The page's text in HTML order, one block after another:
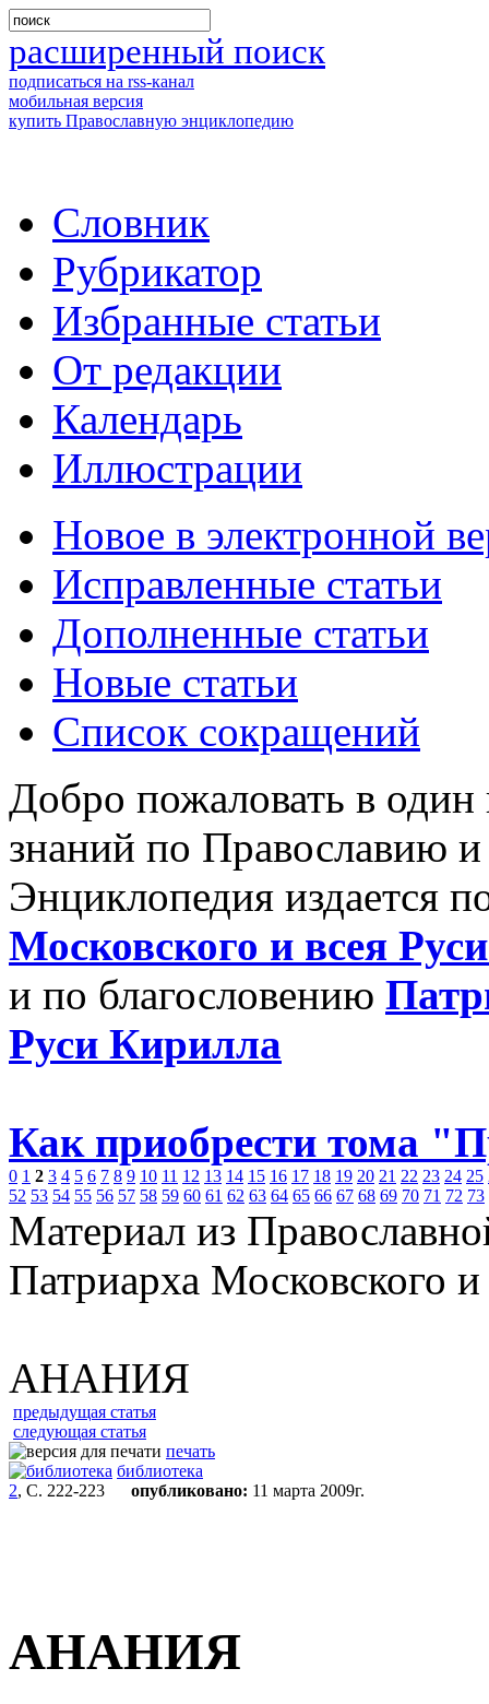
расширенный поиск
подписаться на rss-канал
мобильная версия
купить Православную энциклопедию
Словник
Рубрикатор
Избранные статьи
От редакции
Календарь
Иллюстрации
Новое в электронной
Исправленные статьи
Дополненные статьи
Новые статьи
Список сокращений
Добро пожаловать в
знаний по Православию
Энциклопедия издается
Московского и всея
и по благословению
Руси Кирилла
Как приобрести тома
0 1 2 3 4 5 6 7 8 9 10 11 12 13 14 15 16 17 18 19 20 21 22 23 24 25
52 53 54 55 56 57 58 59 60 61 62 63 64 65 66 67 68 69 70 71 72 73
Материал из
Патриарха Московского
АНАНИЯ
предыдущая статья
следующая статья
печать
библиотека
2, С. 222-223 опубликовано: 11 марта 2009г.
АНАНИЯ